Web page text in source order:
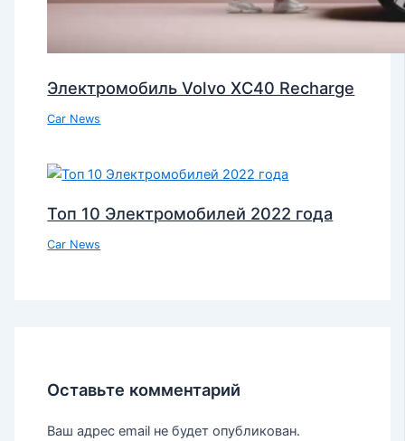
Электромобиль Volvo XC40 Recharge
Car News
Топ 10 Электромобилей 2022 года
Car News
Оставьте комментарий
Ваш адрес email не будет опубликован.